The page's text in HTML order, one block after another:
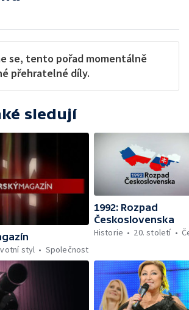
se, tento pořad momentálně
přehratelné díly.
sledují
styl Společnost
1992: Rozpad
Československa
Historie
20. století